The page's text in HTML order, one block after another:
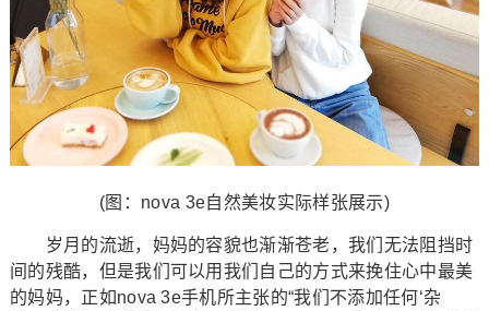
(图：nova 3e自然美妆实际样张展示)
岁月的流逝，妈妈的容貌也渐渐苍老，我们无法阻挡时
间的残酷，但是我们可以用我们自己的方式来挽住心中最美
的妈妈，正如nova 3e手机所主张的“我们不添加任何‘杂